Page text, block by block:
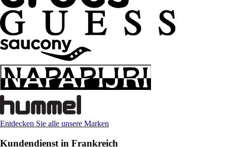
Entdecken Sie alle unsere Marken
Kundendienst in Frankreich